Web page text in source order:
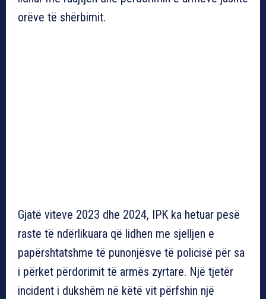
orëve të shërbimit.
Gjatë viteve 2023 dhe 2024, IPK ka hetuar pesë
raste të ndërlikuara që lidhen me sjelljen e
papërshtatshme të punonjësve të policisë për sa
i përket përdorimit të armës zyrtare. Një tjetër
incident i dukshëm në këtë vit përfshin një